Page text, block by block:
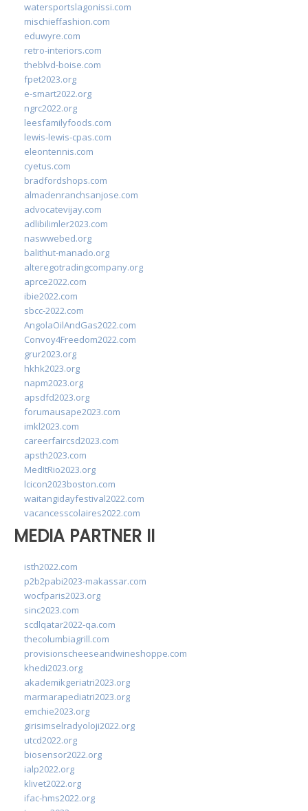
watersportslagonissi.com
mischieffashion.com
eduwyre.com
retro-interiors.com
theblvd-boise.com
fpet2023.org
e-smart2022.org
ngrc2022.org
leesfamilyfoods.com
lewis-lewis-cpas.com
eleontennis.com
cyetus.com
bradfordshops.com
almadenranchsanjose.com
advocatevijay.com
adlibilimler2023.com
naswwebed.org
balithut-manado.org
alteregotradingcompany.org
aprce2022.com
ibie2022.com
sbcc-2022.com
AngolaOilAndGas2022.com
Convoy4Freedom2022.com
grur2023.org
hkhk2023.org
napm2023.org
apsdfd2023.org
forumausape2023.com
imkl2023.com
careerfaircsd2023.com
apsth2023.com
MedItRio2023.org
lcicon2023boston.com
waitangidayfestival2022.com
vacancesscolaires2022.com
MEDIA PARTNER II
isth2022.com
p2b2pabi2023-makassar.com
wocfparis2023.org
sinc2023.com
scdlqatar2022-qa.com
thecolumbiagrill.com
provisionscheeseandwineshoppe.com
khedi2023.org
akademikgeriatri2023.org
marmarapediatri2023.org
emchie2023.org
girisimselradyoloji2022.org
utcd2022.org
biosensor2022.org
ialp2022.org
klivet2022.org
ifac-hms2022.org